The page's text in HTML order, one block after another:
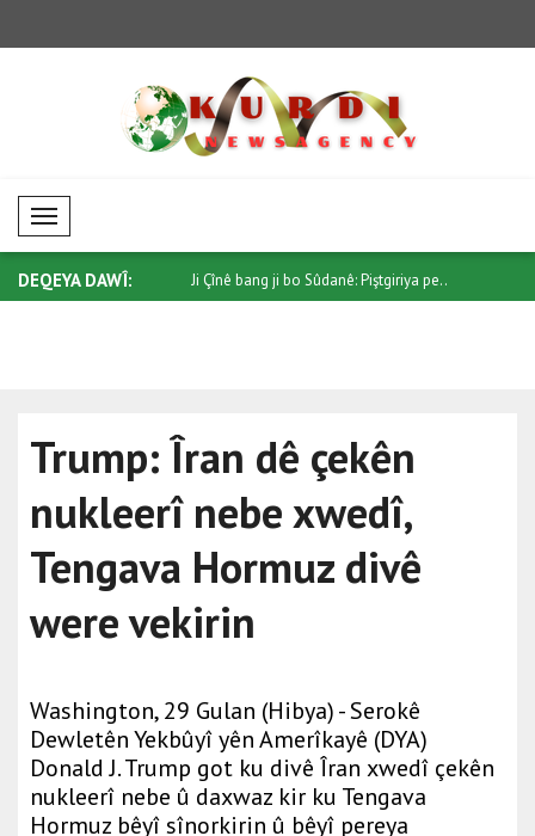
Mobil Menü
DEQEYA DAWÎ:
bo Sûdanê: Piştgiriya pe.. Trump ji Senatoyê re bang kir ku
Trump: Îran dê çekên
nukleerî nebe xwedî,
Tengava Hormuz divê
were vekirin
Washington, 29 Gulan (Hibya) - Serokê
Dewletên Yekbûyî yên Amerîkayê (DYA)
Donald J. Trump got ku divê Îran xwedî çekên
nukleerî nebe û daxwaz kir ku Tengava
Hormuz bêyî sînorkirin û bêyî pereya